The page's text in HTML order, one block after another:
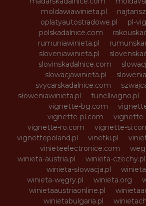
moldawiawinieta.pl
oplatyautostradowe.pl
pl-
polskadalnice.com
rumuniawinieta.pl
sloveniawinieta.pl
slovinskadalnice.com
slowacjawinieta.pl
svycarskadalnice.com
słoweniawinieta.pl
tunellivigno.pl
vignette-bg.com
vignette-pl.com
vignette-ro.com
vignette-
vignettepoland.pl
vinetki.pl
vinieteelectronice.com
winieta-austria.pl
winieta-czechy.pl
winieta-słowacja.pl
winieta-węgry.pl
winieta.org
winietaaustriaonline.pl
winietabulgaria.pl